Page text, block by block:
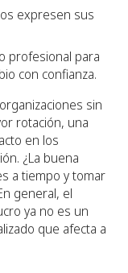
expresen sus
profesional para
con confianza.
sin
rotación, una
en los
¿La buena
a tiempo y tomar
general, el
ya no es un
que afecta a